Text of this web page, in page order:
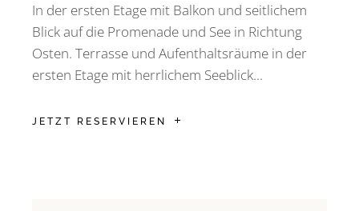
In der ersten Etage mit Balkon und seitlichem
Blick auf die Promenade und See in Richtung
Osten. Terrasse und Aufenthaltsräume in der
ersten Etage mit herrlichem Seeblick...
JETZT RESERVIEREN